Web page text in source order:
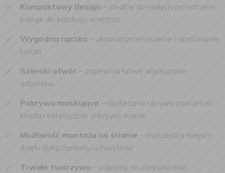
Kompaktowy design – idealny do małych przestrzeni,
pasuje do każdego wnętrza.
Wygodna rączka – ułatwia przenoszenie i opróżnianie
kosza.
Szeroki otwór – zapewnia łatwe wyrzucanie
odpadów.
Pokrywa maskująca – skutecznie ukrywa zawartość
kosza i estetycznie zakrywa worek.
Możliwość montażu na ścianie – oszczędza miejsce,
dzięki dołączonemu uchwytowi.
Trwałe tworzywo – odporny na zarysowania,